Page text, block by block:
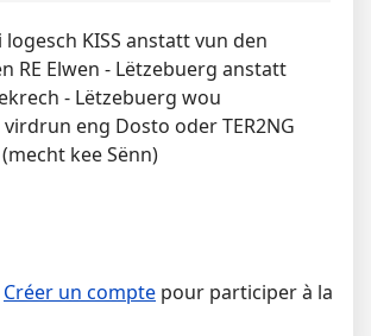
logesch KISS anstatt vun den
RE Elwen - Lëtzebuerg anstatt
- Lëtzebuerg wou
eng Dosto oder TER2NG
kee Sënn)
Créer un compte pour participer à la